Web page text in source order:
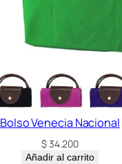
Bolso Venecia Nacional
$34.200
Añadir al carrito